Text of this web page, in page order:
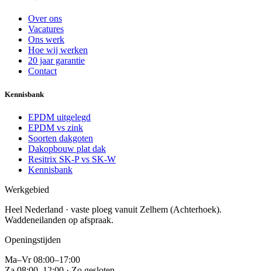
Over ons
Vacatures
Ons werk
Hoe wij werken
20 jaar garantie
Contact
Kennisbank
EPDM uitgelegd
EPDM vs zink
Soorten dakgoten
Dakopbouw plat dak
Resitrix SK-P vs SK-W
Kennisbank
Werkgebied
Heel Nederland · vaste ploeg vanuit Zelhem (Achterhoek).
Waddeneilanden op afspraak.
Openingstijden
Ma–Vr 08:00–17:00